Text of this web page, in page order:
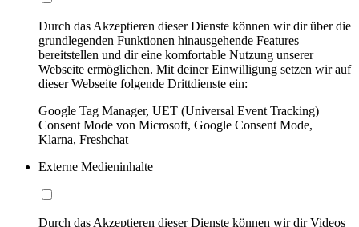
Durch das Akzeptieren dieser Dienste können wir dir über die
grundlegenden Funktionen hinausgehende Features
bereitstellen und dir eine komfortable Nutzung unserer
Webseite ermöglichen. Mit deiner Einwilligung setzen wir auf
dieser Webseite folgende Drittdienste ein:
Google Tag Manager, UET (Universal Event Tracking)
Consent Mode von Microsoft, Google Consent Mode,
Klarna, Freshchat
Externe Medieninhalte
Durch das Akzeptieren dieser Dienste können wir dir Videos